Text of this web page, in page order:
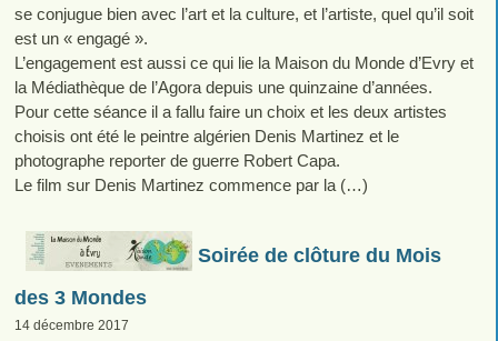
se conjugue bien avec l’art et la culture, et l’artiste, quel qu’il soit
est un « engagé ».
L’engagement est aussi ce qui lie la Maison du Monde d’Evry et
la Médiathèque de l’Agora depuis une quinzaine d’années.
Pour cette séance il a fallu faire un choix et les deux artistes
choisis ont été le peintre algérien Denis Martinez et le
photographe reporter de guerre Robert Capa.
Le film sur Denis Martinez commence par la (…)
Soirée de clôture du Mois
des 3 Mondes
14 décembre 2017